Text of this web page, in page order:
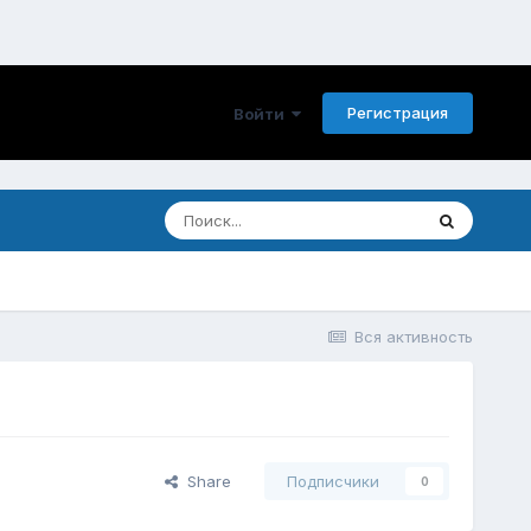
Войти Регистрация
Вся активность
Share Подписчики 0